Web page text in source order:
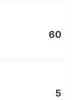
60
5